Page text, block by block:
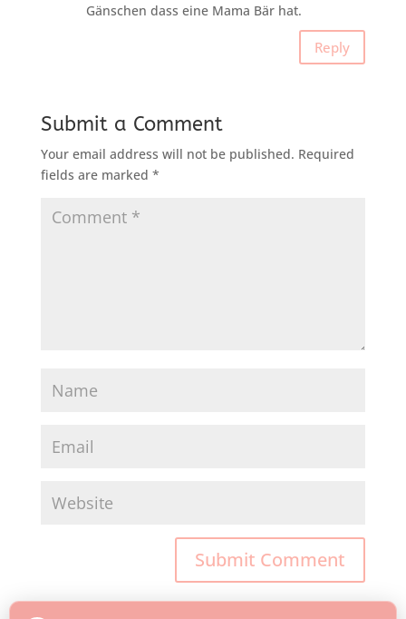
Gänschen dass eine Mama Bär hat.
Reply
Submit a Comment
Your email address will not be published. Required
fields are marked *